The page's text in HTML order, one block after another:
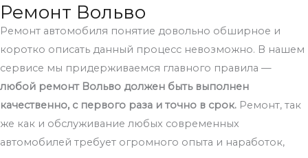
Ремонт Вольво
Ремонт автомобиля понятие довольно обширное и
коротко описать данный процесс невозможно. В нашем
сервисе мы придерживаемся главного правила —
любой ремонт Вольво должен быть выполнен
качественно, с первого раза и точно в срок. Ремонт, так
же как и обслуживание любых современных
автомобилей требует огромного опыта и наработок,